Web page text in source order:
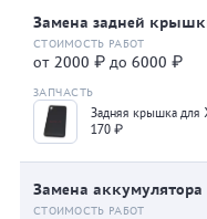
Замена задней
от 2000 ₽ до 6000 ₽
Задняя крышка для
170 ₽
Замена аккумулятора